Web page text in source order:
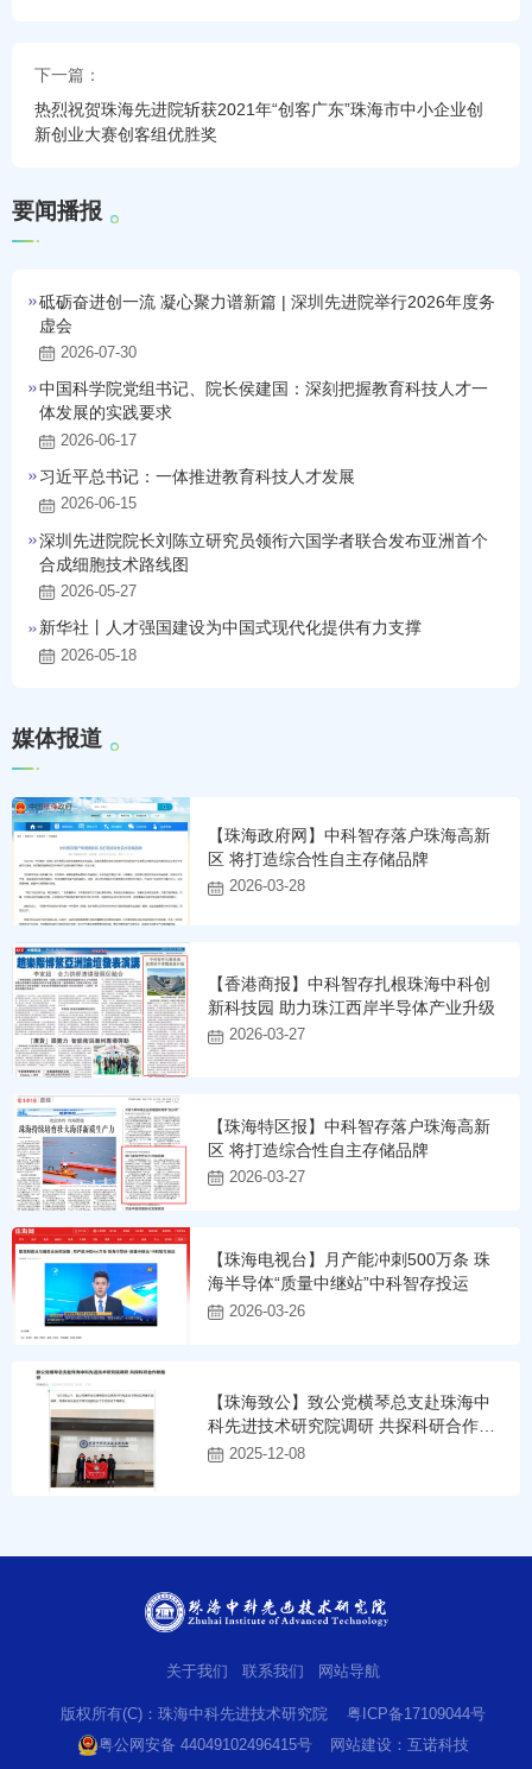
下一篇：
热烈祝贺珠海先进院斩获2021年“创客广东”珠海市中小企业创
新创业大赛创客组优胜奖
要闻播报
砥砺奋进创一流 凝心聚力谱新篇 | 深圳先进院举行2026年度务
虚会
2026-07-30
中国科学院党组书记、院长侯建国：深刻把握教育科技人才一
体发展的实践要求
2026-06-17
习近平总书记：一体推进教育科技人才发展
2026-06-15
深圳先进院院长刘陈立研究员领衔六国学者联合发布亚洲首个
合成细胞技术路线图
2026-05-27
新华社丨人才强国建设为中国式现代化提供有力支撑
2026-05-18
媒体报道
【珠海政府网】中科智存落户珠海高新
区 将打造综合性自主存储品牌
2026-03-28
【香港商报】中科智存扎根珠海中科创
新科技园 助力珠江西岸半导体产业升级
2026-03-27
【珠海特区报】中科智存落户珠海高新
区 将打造综合性自主存储品牌
2026-03-27
【珠海电视台】月产能冲刺500万条 珠
海半导体“质量中继站”中科智存投运
2026-03-26
【珠海致公】致公党横琴总支赴珠海中
科先进技术研究院调研 共探科研合作新
路径2025-12-08
关于我们 联系我们 网站导航
版权所有(C)：珠海中科先进技术研究院
粤ICP备17109044号
粤公网安备 44049102496415号
网站建设 ：互诺科技